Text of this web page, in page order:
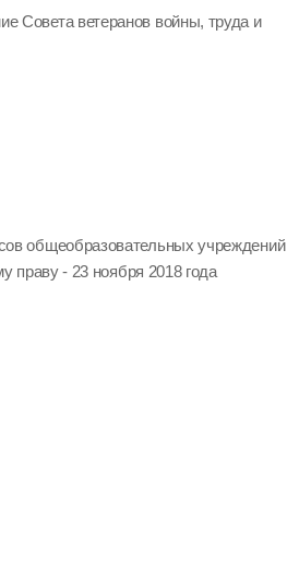
Совета ветеранов войны, труда и
общеобразовательных учреждений
праву - 23 ноября 2018 года